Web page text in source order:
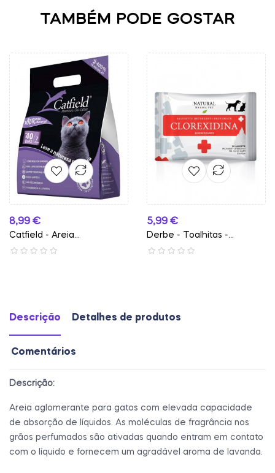
TAMBÉM PODE GOSTAR
Preço
8,99 €
Catfield - Areia...
Preço
5,99 €
Derbe - Toalhitas -...
Descrição Detalhes de produtos
Comentários
Descrição:
Areia aglomerante para gatos com elevada capacidade
de absorção de líquidos. As moléculas de fragrância nos
grãos perfumados são ativadas quando entram em contato
com o líquido e fornecem um agradável aroma de lavanda.